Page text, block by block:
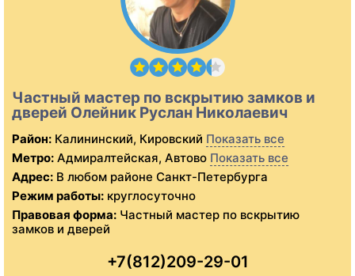
Частный мастер по вскрытию замков и
дверей Олейник Руслан Николаевич
Район: Калининский, Кировский Показать все
Метро: Адмиралтейская, Автово Показать все
Адрес: В любом районе Санкт-Петербурга
Режим работы: круглосуточно
Правовая форма: Частный мастер по вскрытию
замков и дверей
+7(812)209-29-01